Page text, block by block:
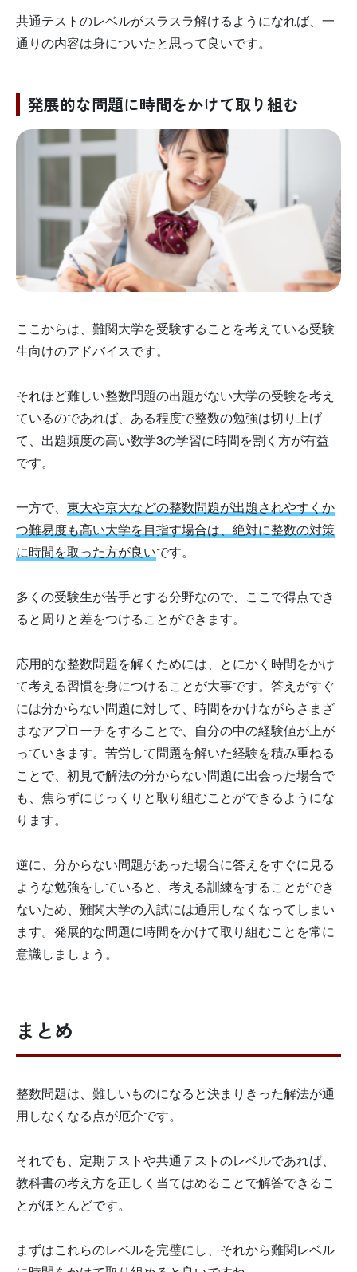
共通テストのレベルがスラスラ解けるようになれば、一
通りの内容は身についたと思って良いです。
発展的な問題に時間をかけて取り組む
ここからは、難関大学を受験することを考えている受験
生向けのアドバイスです。
それほど難しい整数問題の出題がない大学の受験を考え
ているのであれば、ある程度で整数の勉強は切り上げ
て、出題頻度の高い数学3の学習に時間を割く方が有益
です。
一方で、 東大や京大などの整数問題が出題されやすくか
つ難易度も高い大学を目指す場合は、絶対に整数の対策
に時間を取った方が良いです。
多くの受験生が苦手とする分野なので、ここで得点でき
ると周りと差をつけることができます。
応用的な整数問題を解くためには、とにかく時間をかけ
て考える習慣を身につけることが大事です。答えがすぐ
には分からない問題に対して、時間をかけながらさまざ
まなアプローチをすることで、自分の中の経験値が上が
っていきます。苦労して問題を解いた経験を積み重ねる
ことで、初見で解法の分からない問題に出会った場合で
も、焦らずにじっくりと取り組むことができるようにな
ります。
逆に、分からない問題があった場合に答えをすぐに見る
ような勉強をしていると、考える訓練をすることができ
ないため、難関大学の入試には通用しなくなってしまい
ます。発展的な問題に時間をかけて取り組むことを常に
意識しましょう。
まとめ
整数問題は、難しいものになると決まりきった解法が通
用しなくなる点が厄介です。
それでも、定期テストや共通テストのレベルであれば、
教科書の考え方を正しく当てはめることで解答できるこ
とがほとんどです。
まずはこれらのレベルを完璧にし、それから難関レベル